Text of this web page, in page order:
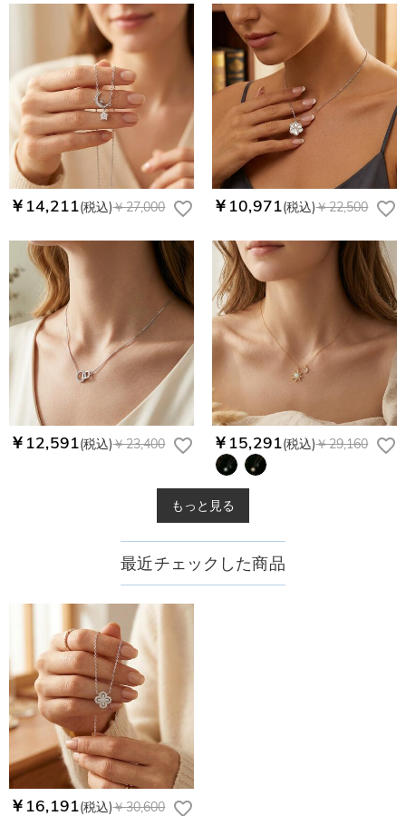
￥14,211(税込)￥27,000 ￥10,971(税込)￥22,500
￥12,591(税込)￥23,400 ￥15,291(税込)￥29,160
もっと見る
最近チェックした商品
￥16,191(税込)￥30,600